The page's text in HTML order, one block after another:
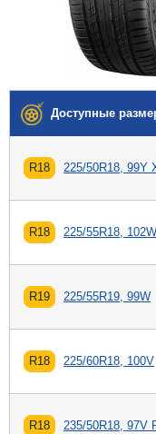
Доступные
R18 225/50R18, 99Y
R18 225/55R18,
R19 225/55R19, 99W
R18 225/60R18, 100V
R18 235/50R18, 97V